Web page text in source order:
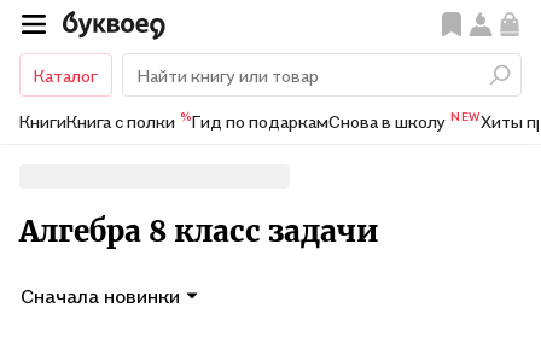
Каталог
КнигиКнига с полки %Гид по подаркамСнова в школу NEWХиты
Алгебра 8 класс задачи
Сначала новинки